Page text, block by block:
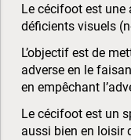
Le cécifoot est
déficients visuels
L’objectif est de
adverse en le
en empêchant
Le cécifoot est un
aussi bien en loisir